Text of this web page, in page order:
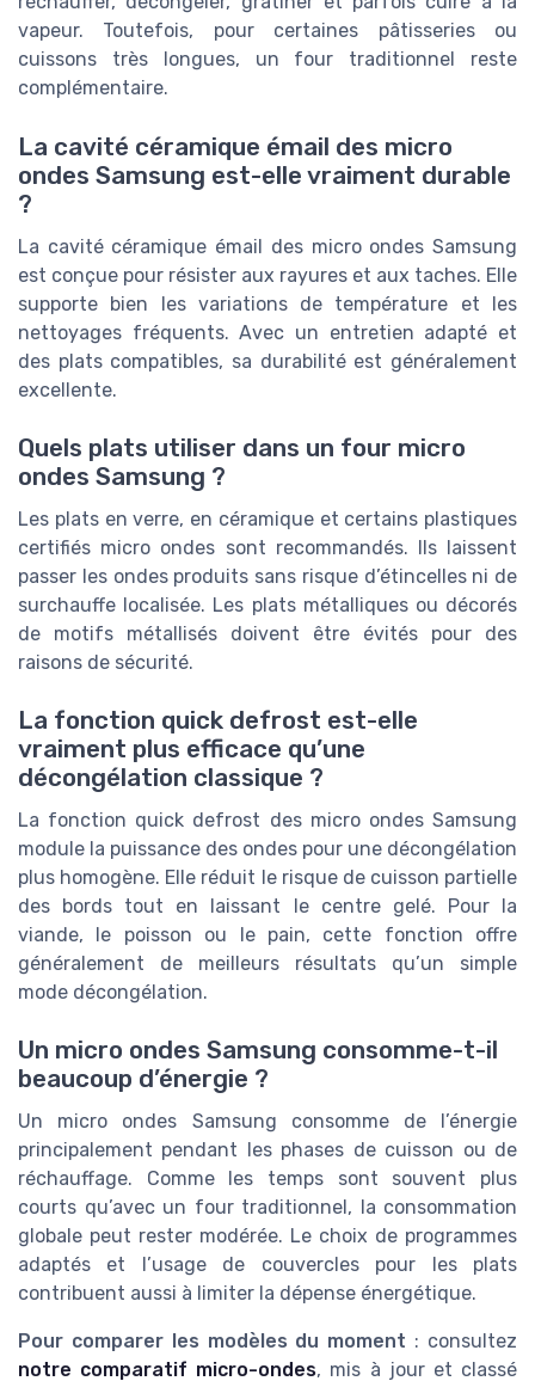
vapeur. Toutefois, pour certaines pâtisseries ou
cuissons très longues, un four traditionnel reste
complémentaire.
La cavité céramique émail des micro
ondes Samsung est-elle vraiment durable
?
La cavité céramique émail des micro ondes Samsung
est conçue pour résister aux rayures et aux taches. Elle
supporte bien les variations de température et les
nettoyages fréquents. Avec un entretien adapté et
des plats compatibles, sa durabilité est généralement
excellente.
Quels plats utiliser dans un four micro
ondes Samsung ?
Les plats en verre, en céramique et certains plastiques
certifiés micro ondes sont recommandés. Ils laissent
passer les ondes produits sans risque d’étincelles ni de
surchauffe localisée. Les plats métalliques ou décorés
de motifs métallisés doivent être évités pour des
raisons de sécurité.
La fonction quick defrost est-elle
vraiment plus efficace qu’une
décongélation classique ?
La fonction quick defrost des micro ondes Samsung
module la puissance des ondes pour une décongélation
plus homogène. Elle réduit le risque de cuisson partielle
des bords tout en laissant le centre gelé. Pour la
viande, le poisson ou le pain, cette fonction offre
généralement de meilleurs résultats qu’un simple
mode décongélation.
Un micro ondes Samsung consomme-t-il
beaucoup d’énergie ?
Un micro ondes Samsung consomme de l’énergie
principalement pendant les phases de cuisson ou de
réchauffage. Comme les temps sont souvent plus
courts qu’avec un four traditionnel, la consommation
globale peut rester modérée. Le choix de programmes
adaptés et l’usage de couvercles pour les plats
contribuent aussi à limiter la dépense énergétique.
Pour comparer les modèles du moment : consultez
notre comparatif micro-ondes, mis à jour et classé